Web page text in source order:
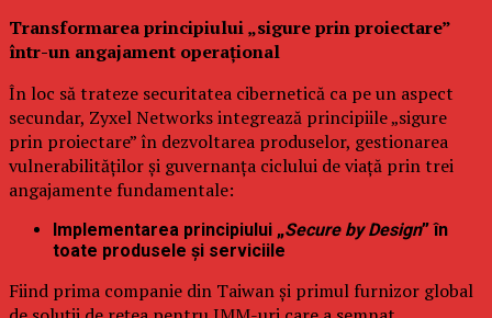
Transformarea principiului „sigure prin proiectare”
într-un angajament operațional
În loc să trateze securitatea cibernetică ca pe un aspect
secundar, Zyxel Networks integrează principiile „sigure
prin proiectare” în dezvoltarea produselor, gestionarea
vulnerabilităților și guvernanța ciclului de viață prin trei
angajamente fundamentale:
Implementarea principiului „Secure by Design” în
toate produsele și serviciile
Fiind prima companie din Taiwan și primul furnizor global